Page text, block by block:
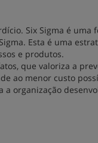
Six Sigma é
Esta é uma
e produtos.
que valoriza a
ao menor custo
organização